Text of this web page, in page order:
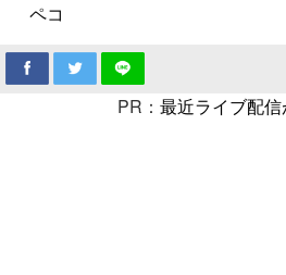
ペコ
PR： 最近ライブ配信